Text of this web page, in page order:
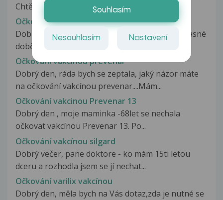
Chtěla bych se zeptat, zda...
Očkování vakcínou Janssen
Dobrý den, ráda bych se zeptala, zda se v současné
době očkuje vakcínou Johnson?...
Očkování vakcínou prevenar
Dobrý den, ráda bych se zeptala, jaký názor máte
na očkování vakcínou prevenar....Mám...
Očkování vakcinou Prevenar 13
Dobrý den , moje maminka -68let se nechala
očkovat vakcínou Prevenar 13. Po...
Očkování vakcínou silgard
Dobrý večer, pane doktore - ko mám 15ti letou
dceru a rozhodla jsem se jí nechat...
Očkování varilix vakcínou
Dobrý den, měla bych na Vás dotaz,zda je nutné se
Souhlasím
Nesouhlasím Nastavení